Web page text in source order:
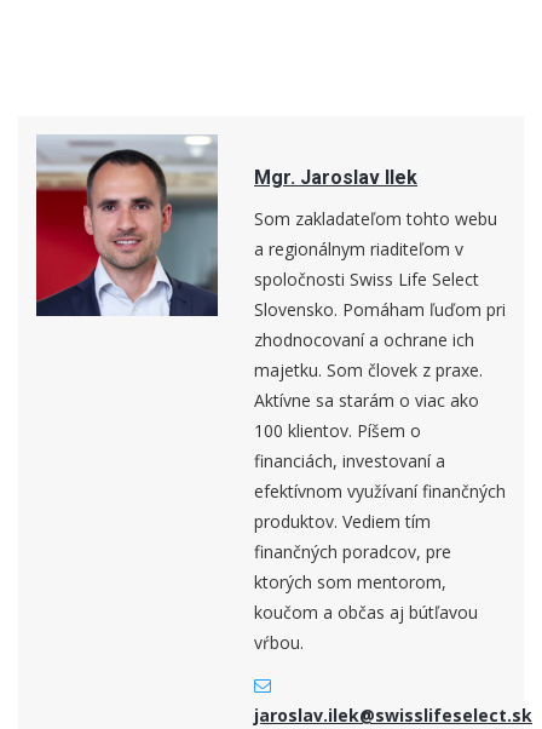
Mgr. Jaroslav Ilek
Som zakladateľom tohto webu
a regionálnym riaditeľom v
spoločnosti Swiss Life Select
Slovensko. Pomáham ľuďom pri
zhodnocovaní a ochrane ich
majetku. Som človek z praxe.
Aktívne sa starám o viac ako
100 klientov. Píšem o
financiách, investovaní a
efektívnom využívaní finančných
produktov. Vediem tím
finančných poradcov, pre
ktorých som mentorom,
koučom a občas aj bútľavou
vŕbou.
jaroslav.ilek@swisslifeselect.sk